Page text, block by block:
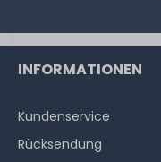
INFORMATIONEN
Kundenservice
Rücksendung